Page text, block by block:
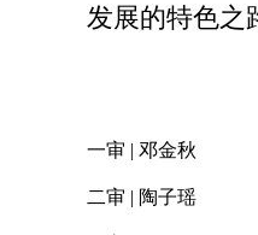
发展的特色之
一审 | 邓金秋
二审 | 陶子瑶